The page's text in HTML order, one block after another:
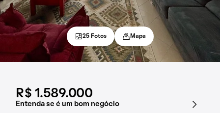
R$ 1.589.000
Entenda se é um bom negócio
25 Fotos Mapa